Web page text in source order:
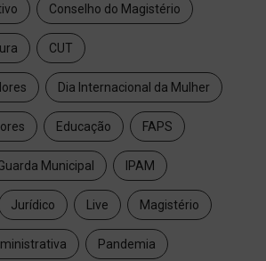
Conselho do Magistério
CUT
Dia Internacional da Mulher
Educação FAPS
Municipal IPAM
Jurídico Live Magistério
Pandemia